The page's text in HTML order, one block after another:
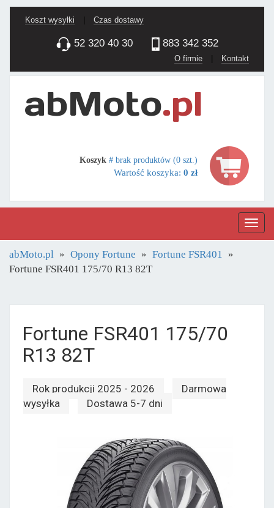
Koszt wysyłki Czas dostawy
52 320 40 30 883 342 352
O firmie | Kontakt
Koszyk # brak produktów (0 szt.)
Wartość koszyka: 0 zł
abMoto.pl Opony Fortune
Fortune FSR401
Fortune FSR401 175/70 R13 82T
Fortune FSR401 175/70
R13 82T
Rok produkcji 2025 - 2026
Darmowa
wysyłka
Dostawa 5-7 dni